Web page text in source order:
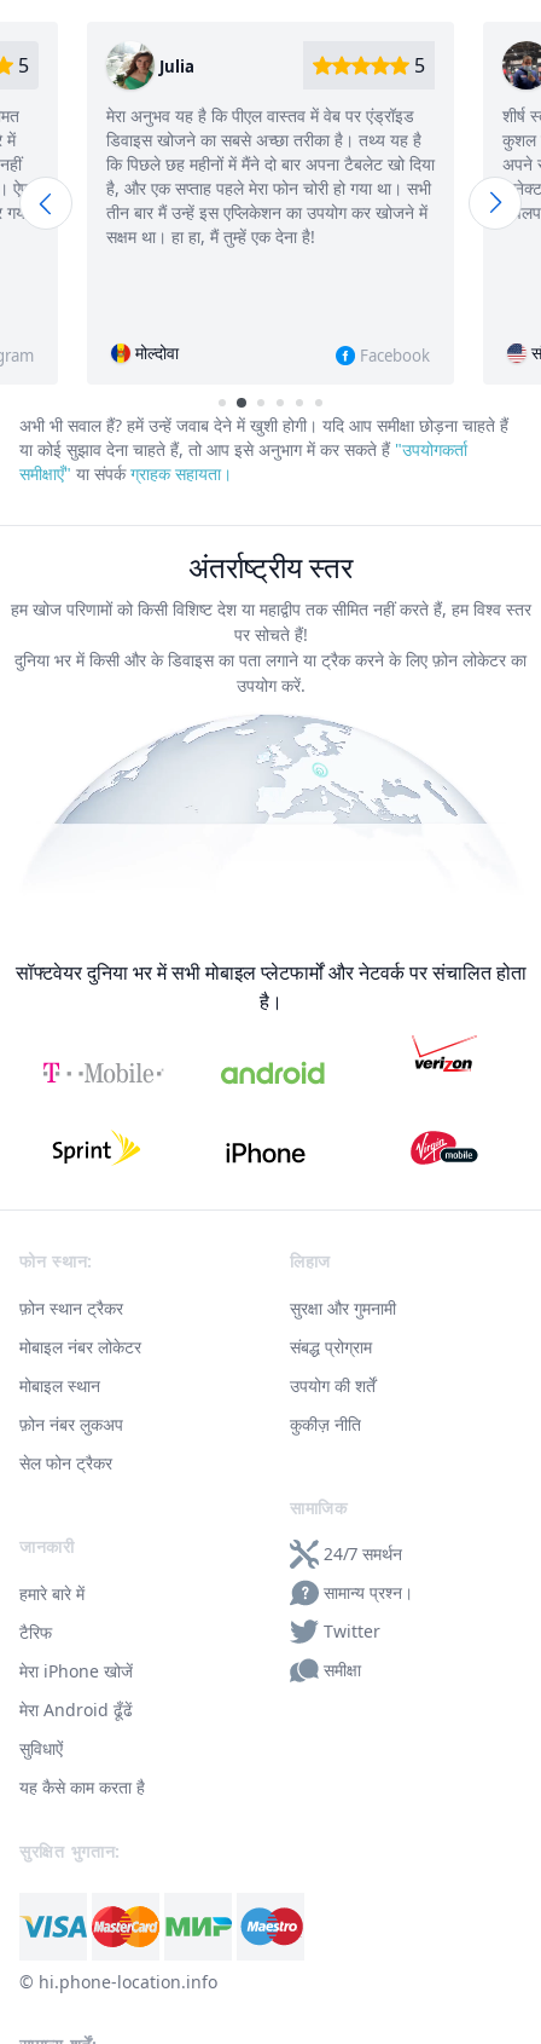
5
में
ऐप
Julia 5
मेरा अनुभव यह है कि पीएल वास्तव में वेब पर एंड्रॉइड
डिवाइस खोजने का सबसे अच्छा तरीका है। तथ्य यह है
कि पिछले छह महीनों में मैंने दो बार अपना टैबलेट खो दिया
है, और एक सप्ताह पहले मेरा फोन चोरी हो गया था। सभी
तीन बार मैं उन्हें इस एप्लिकेशन का उपयोग कर खोजने में
सक्षम था। हा हा, मैं तुम्हें एक देना है!
मोल्दोवा Facebook
शीर्ष
कुशल
अपने
अभी भी सवाल हैं? हमें उन्हें जवाब देने में खुशी होगी। यदि आप समीक्षा छोड़ना चाहते हैं
या कोई सुझाव देना चाहते हैं, तो आप इसे अनुभाग में कर सकते हैं "उपयोगकर्ता
समीक्षाएँ" या संपर्कग्राहक सहायता।
अंतर्राष्ट्रीय स्तर
हम खोज परिणामों को किसी विशिष्ट देश या महाद्वीप तक सीमित नहीं करते हैं, हम विश्व स्तर
पर सोचते हैं!
दुनिया भर में किसी और के डिवाइस का पता लगाने या ट्रैक करने के लिए फ़ोन लोकेटर का
उपयोग करें.
सॉफ्टवेयर दुनिया भर में सभी मोबाइल प्लेटफार्मों और नेटवर्क पर संचालित होता
है।
फोन स्थान:
फ़ोन स्थान ट्रैकर
मोबाइल नंबर लोकेटर
मोबाइल स्थान
फ़ोन नंबर लुकअप
सेल फोन ट्रैकर
जानकारी
हमारे बारे में
टैरिफ
मेरा iPhone खोजें
मेरा Android ढूँढें
सुविधाऐं
यह कैसे काम करता है
लिहाज
सुरक्षा और गुमनामी
संबद्ध प्रोग्राम
उपयोग की शर्तें
कुकीज़ नीति
सामाजिक
24/7 समर्थन
सामान्य प्रश्न।
Twitter
समीक्षा
सुरक्षित भुगतान:
© ‌hi.phone-location.info